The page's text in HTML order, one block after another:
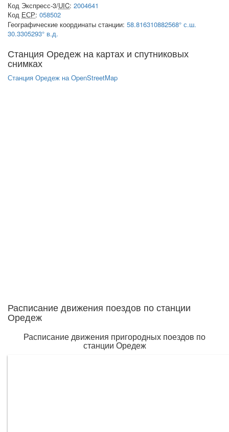
Код Экспресс-3/UIC: 2004641
Код ЕСР: 058502
Географические координаты станции: 58.816310882568° с.ш.
30.3305293° в.д.
Станция Оредеж на картах и спутниковых
снимках
Станция Оредеж на OpenStreetMap
Расписание движения поездов по станции
Оредеж
Расписание движения пригородных поездов по
станции Оредеж